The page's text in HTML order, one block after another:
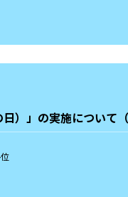
）」の実施について（
年9月
士会会員 各